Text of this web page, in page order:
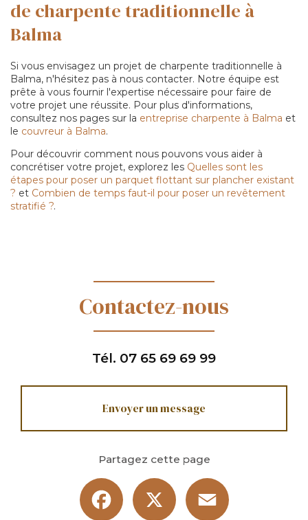
de charpente traditionnelle à
Balma
Si vous envisagez un projet de charpente traditionnelle à
Balma, n'hésitez pas à nous contacter. Notre équipe est
prête à vous fournir l'expertise nécessaire pour faire de
votre projet une réussite. Pour plus d'informations,
consultez nos pages sur la entreprise charpente à Balma et
le couvreur à Balma.
Pour découvrir comment nous pouvons vous aider à
concrétiser votre projet, explorez les Quelles sont les
étapes pour poser un parquet flottant sur plancher existant
? et Combien de temps faut-il pour poser un revêtement
stratifié ?.
Contactez-nous
Tél. 07 65 69 69 99
Envoyer un message
Partagez cette page
Facebook